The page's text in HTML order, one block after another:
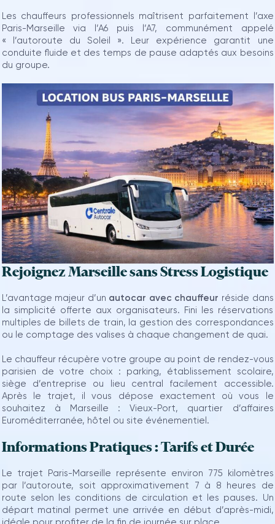
Les chauffeurs professionnels maîtrisent parfaitement l’axe
Paris-Marseille via l’A6 puis l’A7, communément appelé
« l’autoroute du Soleil ». Leur expérience garantit une
conduite fluide et des temps de pause adaptés aux besoins
du groupe.
Rejoignez Marseille sans Stress Logistique
L’avantage majeur d’un autocar avec chauffeur réside dans
la simplicité offerte aux organisateurs. Fini les réservations
multiples de billets de train, la gestion des correspondances
ou le comptage des valises à chaque changement de quai.
Le chauffeur récupère votre groupe au point de rendez-vous
parisien de votre choix : parking, établissement scolaire,
siège d’entreprise ou lieu central facilement accessible.
Après le trajet, il vous dépose exactement où vous le
souhaitez à Marseille : Vieux-Port, quartier d’affaires
Euroméditerranée, hôtel ou site événementiel.
Informations Pratiques : Tarifs et Durée
Le trajet Paris-Marseille représente environ 775 kilomètres
par l’autoroute, soit approximativement 7 à 8 heures de
route selon les conditions de circulation et les pauses. Un
départ matinal permet une arrivée en début d’après-midi,